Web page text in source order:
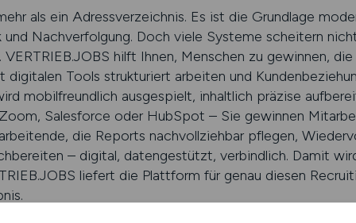
als ein Adressverzeichnis. Es ist die Grundlage
Nachverfolgung. Doch viele Systeme scheitern
hilft Ihnen, Menschen zu gewinnen,
digitalen Tools strukturiert arbeiten und
mobilfreundlich ausgespielt, inhaltlich präzise
Salesforce oder HubSpot – Sie gewinnen
die Reports nachvollziehbar pflegen,
– digital, datengestützt, verbindlich. Damit
liefert die Plattform für genau diesen